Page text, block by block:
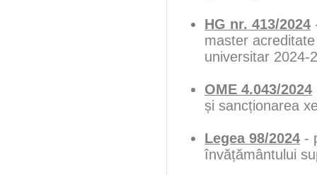
HG nr. 413/2024
master
universitar 2024-
OME 4.043/2024
și sancționarea
Legea 98/2024 -
învățământului